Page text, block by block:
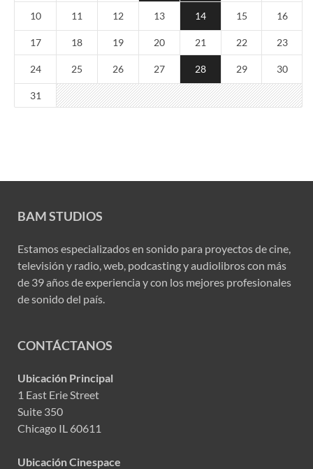
10 11 12 13 14 15 16
17 18 19 20 21 22 23
24 25 26 27 28 29 30
31
BAM STUDIOS
Estamos especializados en sonido para proyectos de cine,
televisión y radio, web, podcasting y audiolibros con más
de 39 años de experiencia y con los mejores profesionales
de sonido del país.
CONTÁCTANOS
Ubicación Principal
1 East Erie Street
Suite 350
Chicago IL 60611
Ubicación Cinespace